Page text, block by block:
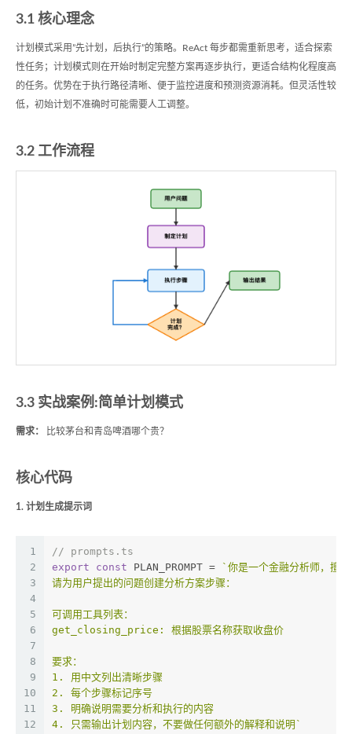
3.1 核心理念
计划模式采用”先计划，后执行”的策略。ReAct 每步都需重新思考，适合探索
性任务；计划模式则在开始时制定完整方案再逐步执行，更适合结构化程度高
的任务。优势在于执行路径清晰、便于监控进度和预测资源消耗。但灵活性较
低，初始计划不准确时可能需要人工调整。
3.2 工作流程
3.3 实战案例:简单计划模式
需求： 比较茅台和青岛啤酒哪个贵？
核心代码
1. 计划生成提示词
1
2
3
4
5
6
7
8
9
10
11
12
// prompts.ts
export
const PLAN_PROMPT =
`你是一个金融分析师，擅
请为用户提出的问题创建分析方案步骤：
可调用工具列表：
get_closing_price: 根据股票名称获取收盘价
要求：
1. 用中文列出清晰步骤
2. 每个步骤标记序号
3. 明确说明需要分析和执行的内容
4. 只需输出计划内容，不要做任何额外的解释和说明`